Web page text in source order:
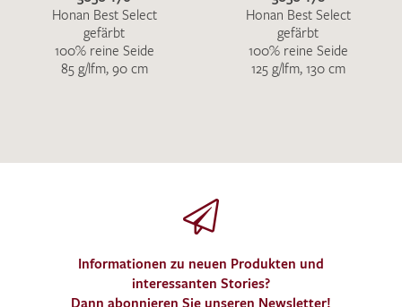
Honan Best Select
gefärbt
100% reine Seide
85 g/lfm, 90 cm
Honan Best Select
gefärbt
100% reine Seide
125 g/lfm, 130 cm
Informationen zu neuen Produkten und
interessanten Stories?
Dann abonnieren Sie unseren Newsletter!